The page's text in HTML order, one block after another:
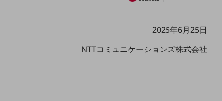
2025年6月25日
NTTコミュニケーションズ株式会社